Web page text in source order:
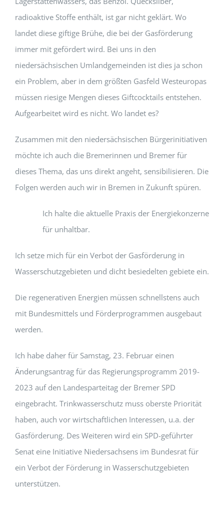
radioaktive Stoffe enthält, ist gar nicht geklärt. Wo
landet diese giftige Brühe, die bei der Gasförderung
immer mit gefördert wird. Bei uns in den
niedersächsischen Umlandgemeinden ist dies ja schon
ein Problem, aber in dem größten Gasfeld Westeuropas
müssen riesige Mengen dieses Giftcocktails entstehen.
Aufgearbeitet wird es nicht. Wo landet es?
Zusammen mit den niedersächsischen Bürgerinitiativen
möchte ich auch die Bremerinnen und Bremer für
dieses Thema, das uns direkt angeht, sensibilisieren. Die
Folgen werden auch wir in Bremen in Zukunft spüren.
Ich halte die aktuelle Praxis der Energiekonzerne
für unhaltbar.
Ich setze mich für ein Verbot der Gasförderung in
Wasserschutzgebieten und dicht besiedelten gebiete ein.
Die regenerativen Energien müssen schnellstens auch
mit Bundesmittels und Förderprogrammen ausgebaut
werden.
Ich habe daher für Samstag, 23. Februar einen
Änderungsantrag für das Regierungsprogramm 2019-
2023 auf den Landesparteitag der Bremer SPD
eingebracht. Trinkwasserschutz muss oberste Priorität
haben, auch vor wirtschaftlichen Interessen, u.a. der
Gasförderung. Des Weiteren wird ein SPD-geführter
Senat eine Initiative Niedersachsens im Bundesrat für
ein Verbot der Förderung in Wasserschutzgebieten
unterstützen.